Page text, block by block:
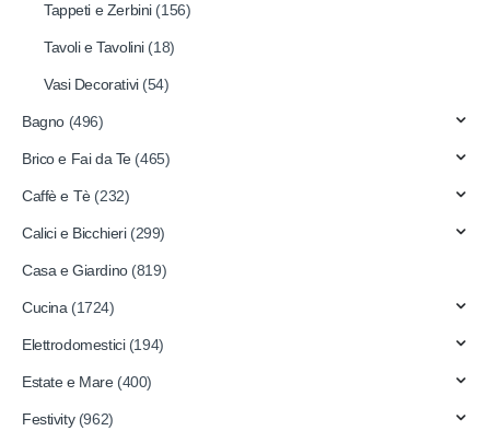
Tappeti e Zerbini (156)
Tavoli e Tavolini (18)
Vasi Decorativi (54)
Bagno (496)
Brico e Fai da Te (465)
Caffè e Tè (232)
Calici e Bicchieri (299)
Casa e Giardino (819)
Cucina (1724)
Elettrodomestici (194)
Estate e Mare (400)
Festivity (962)